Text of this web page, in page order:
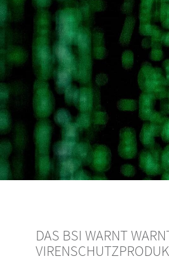
Servicedesk | User
(UHD)
Ihre zentrale
Cloud Services
Mit Strategie die
DAS BSI WARNT